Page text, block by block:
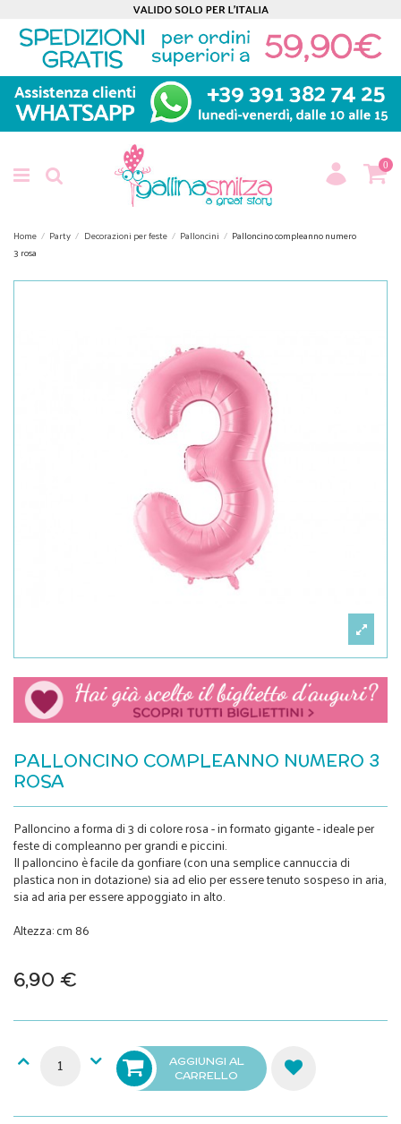
0
Home Party Decorazioni per feste Palloncini
Palloncino compleanno numero
3 rosa
PALLONCINO COMPLEANNO NUMERO 3
ROSA
Palloncino a forma di 3 di colore rosa - in formato gigante - ideale per
feste di compleanno per grandi e piccini.
Il palloncino è facile da gonfiare (con una semplice cannuccia di
plastica non in dotazione) sia ad elio per essere tenuto sospeso in aria,
sia ad aria per essere appoggiato in alto.
Altezza: cm 86
6,90 €
AGGIUNGI AL
CARRELLO